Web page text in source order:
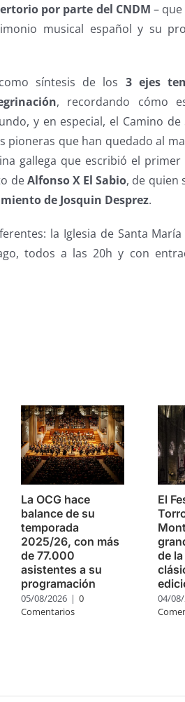
por parte del CNDM –
musical español y su
síntesis de los 3 ejes
, recordando cómo
y en especial, el Camino de
pioneras que han quedado al
gallega que escribió el
deAlfonso X El Sabio, de quien
de Josquin Desprez.
la Iglesia de Santa María
todos a las 20h y con
La OCG hace
balance de su
temporada
2025/26, con más
de 77.000
asistentes a su
programación
05/08/2026 | 0
Comentarios
El
de
04/